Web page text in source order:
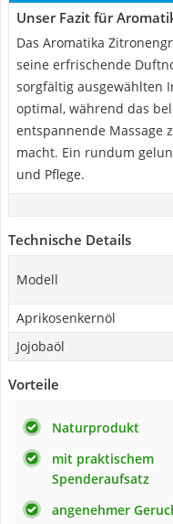
Unser Fazit für
Das Aromatika
seine erfrischende
sorgfältig ausgewählten
optimal, während das
entspannende Massage
macht. Ein rundum
und Pflege.
Technische Details
Modell
Aprikosenkernöl
Jojobaöl
Vorteile
Naturprodukt
mit praktischem
Spenderaufsatz
angenehmer